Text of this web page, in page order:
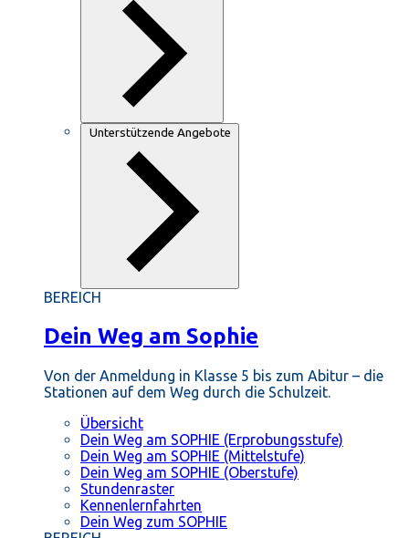
Unterstützende Angebote
BEREICH
Dein Weg am Sophie
Von der Anmeldung in Klasse 5 bis zum Abitur – die
Stationen auf dem Weg durch die Schulzeit.
Übersicht
Dein Weg am SOPHIE (Erprobungsstufe)
Dein Weg am SOPHIE (Mittelstufe)
Dein Weg am SOPHIE (Oberstufe)
Stundenraster
Kennenlernfahrten
Dein Weg zum SOPHIE